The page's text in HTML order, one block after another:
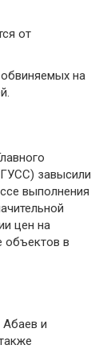
от
на
завысили
выполнения
цен на
объектов в
Абаев и